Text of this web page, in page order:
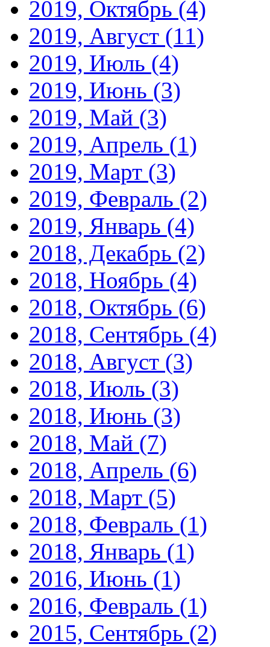
2019, Октябрь (4)
2019, Август (11)
2019, Июль (4)
2019, Июнь (3)
2019, Май (3)
2019, Апрель (1)
2019, Март (3)
2019, Февраль (2)
2019, Январь (4)
2018, Декабрь (2)
2018, Ноябрь (4)
2018, Октябрь (6)
2018, Сентябрь (4)
2018, Август (3)
2018, Июль (3)
2018, Июнь (3)
2018, Май (7)
2018, Апрель (6)
2018, Март (5)
2018, Февраль (1)
2018, Январь (1)
2016, Июнь (1)
2016, Февраль (1)
2015, Сентябрь (2)